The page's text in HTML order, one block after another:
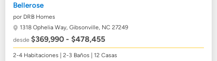
Bellerose
por DRB Homes
1318 Ophelia Way,Gibsonville, NC 27249
desde$369,990 - $478,455
2-4 Habitaciones | 2-3 Baños | 12 Casas